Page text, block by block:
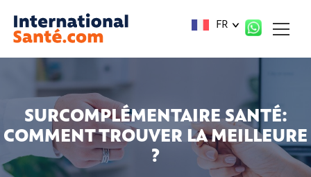
FR
SURCOMPLÉMENTAIRE SANTÉ:
COMMENT TROUVER LA MEILLEURE
?